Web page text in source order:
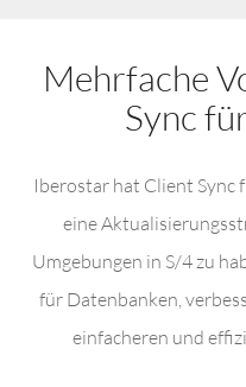
Mehrfache
Sync
Iberostar hat Client Sync
eine
Umgebungen in S/4 zu
für Datenbanken,
einfacheren und